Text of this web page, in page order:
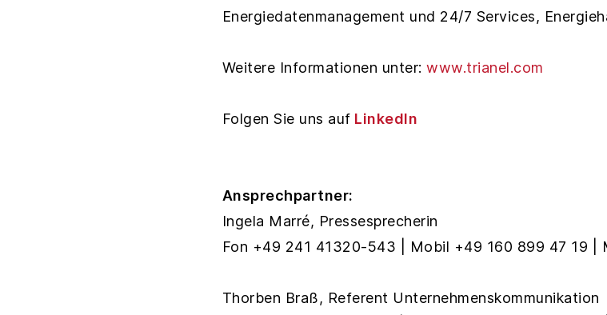
Energiedatenmanagement und 24/7 Services,
Weitere Informationen unter:www.trianel.com
Folgen Sie uns auf LinkedIn
Ansprechpartner:
Ingela Marré, Pressesprecherin
Fon +49 241 41320-543 | Mobil +49 160 899 47 19 |
Thorben Braß, Referent Unternehmenskommunikation